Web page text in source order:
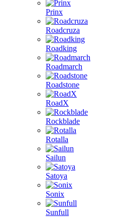
Prinx
Roadcruza
Roadking
Roadmarch
Roadstone
RoadX
Rockblade
Rotalla
Sailun
Satoya
Sonix
Sunfull